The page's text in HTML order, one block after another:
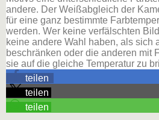
andere. Der Weißabgleich der
für eine ganz bestimmte
werden. Wer keine verfälschten
keine andere Wahl haben, als sich
beschränken oder die anderen mit
sie auf die gleiche Temperatur zu
teilen
teilen
teilen